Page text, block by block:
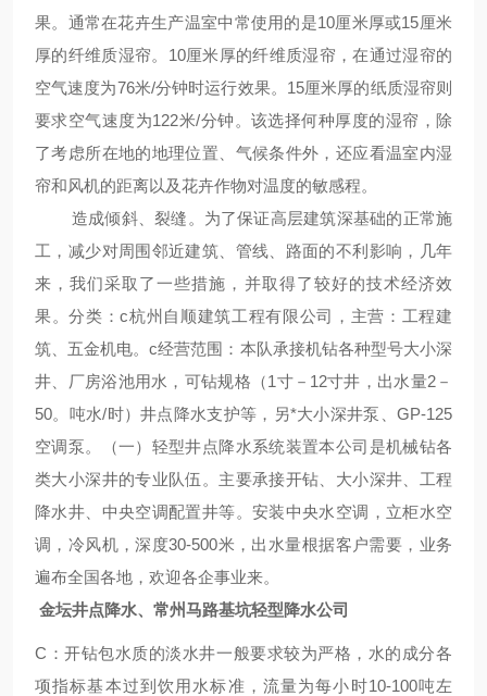
果。通常在花卉生产温室中常使用的是10厘米厚或15厘米
厚的纤维质湿帘。10厘米厚的纤维质湿帘，在通过湿帘的
空气速度为76米/分钟时运行效果。15厘米厚的纸质湿帘则
要求空气速度为122米/分钟。该选择何种厚度的湿帘，除
了考虑所在地的地理位置、气候条件外，还应看温室内湿
帘和风机的距离以及花卉作物对温度的敏感程。
造成倾斜、裂缝。为了保证高层建筑深基础的正常施
工，减少对周围邻近建筑、管线、路面的不利影响，几年
来，我们采取了一些措施，并取得了较好的技术经济效
果。分类：c杭州自顺建筑工程有限公司，主营：工程建
筑、五金机电。c经营范围：本队承接机钻各种型号大小深
井、厂房浴池用水，可钻规格（1寸－12寸井，出水量2－
50。吨水/时）井点降水支护等，另*大小深井泵、GP-125
空调泵。（一）轻型井点降水系统装置本公司是机械钻各
类大小深井的专业队伍。主要承接开钻、大小深井、工程
降水井、中央空调配置井等。安装中央水空调，立柜水空
调，冷风机，深度30-500米，出水量根据客户需要，业务
遍布全国各地，欢迎各企事业来。
金坛井点降水、常州马路基坑轻型降水公司
C：开钻包水质的淡水井一般要求较为严格，水的成分各
项指标基本过到饮用水标准，流量为每小时10-100吨左